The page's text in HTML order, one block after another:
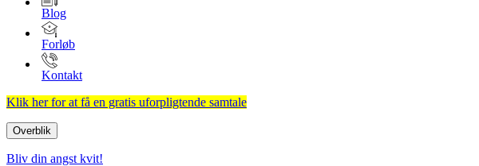
Blog
Forløb
Kontakt
Klik her for at få en gratis uforpligtende samtale
Overblik
Navigation
menu
Bliv din angst kvit!